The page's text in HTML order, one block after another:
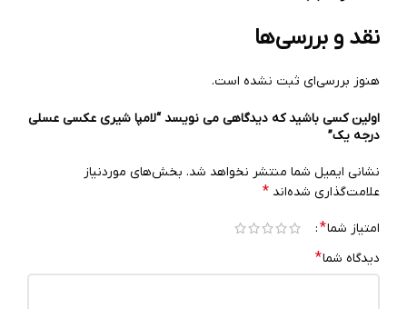
نقد و بررسی‌ها
هنوز بررسی‌ای ثبت نشده است.
اولین کسی باشید که دیدگاهی می نویسد “لامپا شیری عکسی عسلی
درجه یک”
نشانی ایمیل شما منتشر نخواهد شد. بخش‌های موردنیاز
علامت‌گذاری شده‌اند *
امتیاز شما*
دیدگاه شما*